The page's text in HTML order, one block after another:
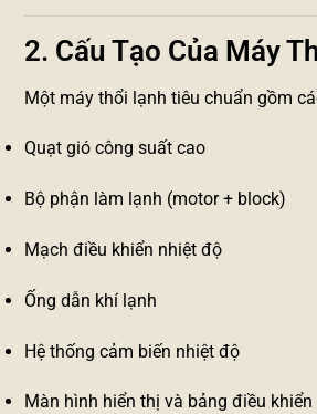
2. Cấu Tạo Của Máy
Một máy thổi lạnh tiêu chuẩn gồm
Quạt gió công suất cao
Bộ phận làm lạnh (motor + block)
Mạch điều khiển nhiệt độ
Ống dẫn khí lạnh
Hệ thống cảm biến nhiệt độ
Màn hình hiển thị và bảng điều khiển